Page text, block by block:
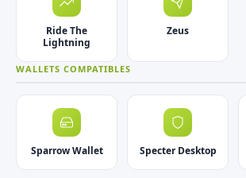
Ride The
Lightning
Zeus
WALLETS COMPATIBLES
Sparrow Wallet Specter Desktop